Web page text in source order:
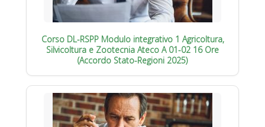
Corso DL-RSPP Modulo integrativo 1 Agricoltura,
Silvicoltura e Zootecnia Ateco A 01-02 16 Ore
(Accordo Stato-Regioni 2025)